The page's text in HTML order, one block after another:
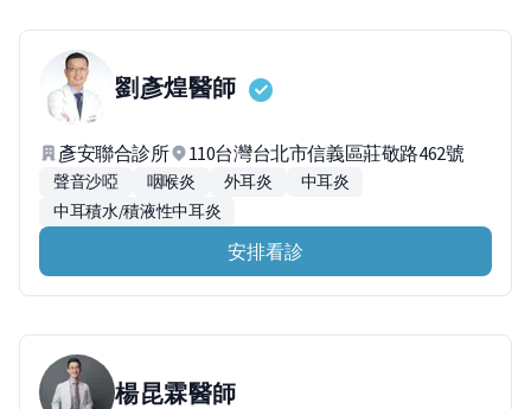
劉彥煌醫師
彥安聯合診所 110台灣台北市信義區莊敬路462號
聲音沙啞 咽喉炎 外耳炎
中耳炎
中耳積水/積液性中耳炎
安排看診
楊昆霖醫師